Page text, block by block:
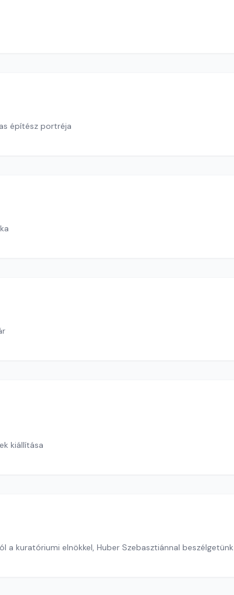
építész portréja
kiállítása
a kuratóriumi elnökkel, Huber Szebasztiánnal beszélgetünk